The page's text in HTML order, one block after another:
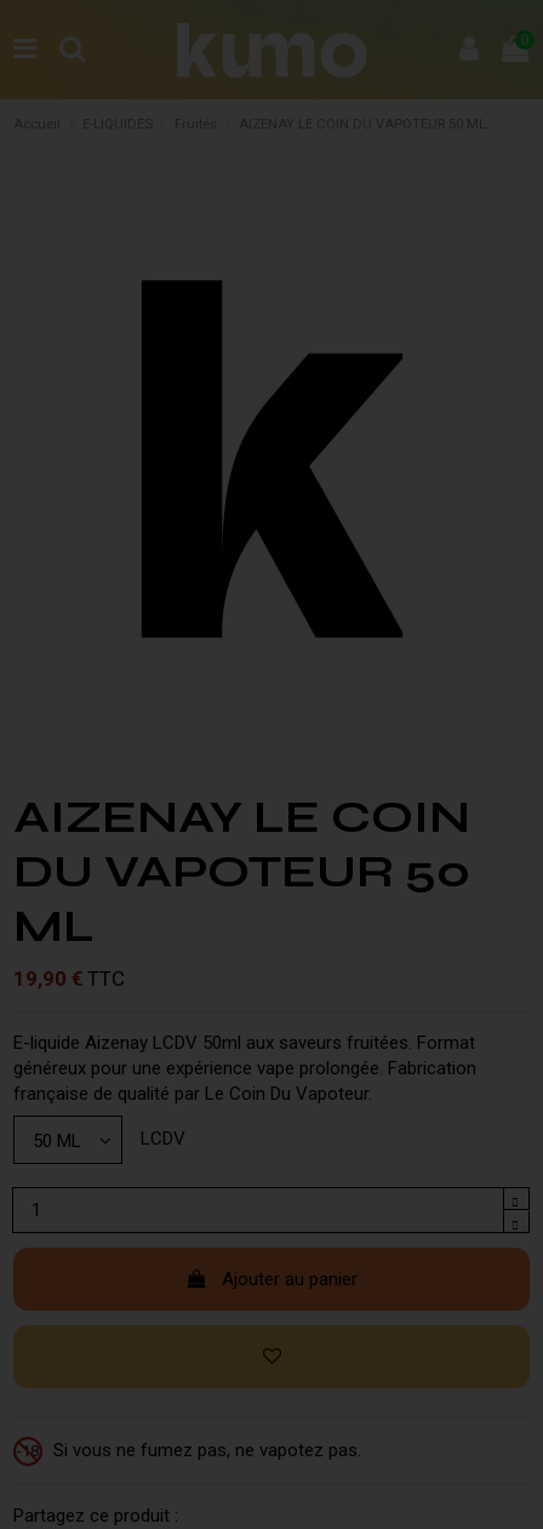
0
AIZENAY LE COIN
DU VAPOTEUR 50
ML
19,90 €TTC
E-liquide Aizenay LCDV 50ml aux saveurs fruitées. Format
généreux pour une expérience vape prolongée. Fabrication
française de qualité par Le Coin Du Vapoteur.
LCDV
Ajouter au panier
-18 Si vous ne fumez pas, ne vapotez pas.
Partagez ce produit :